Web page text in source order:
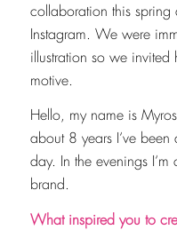
collaboration this
Instagram. We were
illustration so we invited
motive.
Hello, my name is
about 8 years I‘ve
day. In the evenings
brand.
What inspired you to